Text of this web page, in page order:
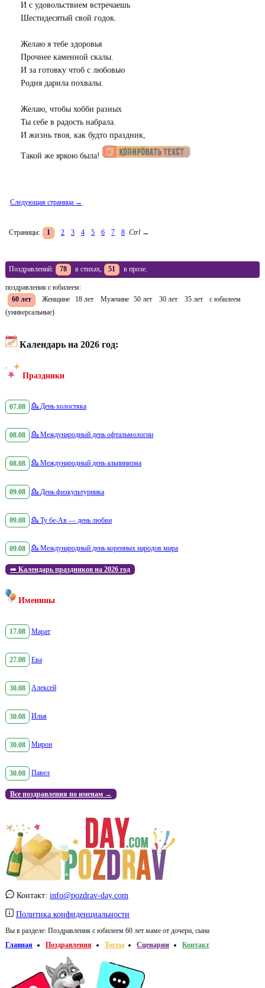
И с удовольствием встречаешь
Шестидесятый свой годок.
Желаю я тебе здоровья
Прочнее каменной скалы.
И за готовку чтоб с любовью
Родня дарила похвалы.
Желаю, чтобы хобби разных
Ты себе в радость набрала.
И жизнь твоя, как будто праздник,
Такой же яркою была!
Следующая страница →
Страницы: 1 2 3 4 5 6 7 8 Ctrl →
Поздравлений: 78 в стихах, 51 в прозе.
поздравления с юбилеем:
60 лет
Женщине 18 лет Мужчине 50 лет 30 лет 35 лет
с юбилеем
(универсальные)
Календарь на 2026 год:
Праздники
07.08 💁 День холостяка
08.08 💁 Международный день офтальмологии
08.08 💁 Международный день альпинизма
09.08 💁 День физкультурника
09.08 💁 Ту бе-Ав — день любви
09.08 💁 Международный день коренных народов мира
➡️ Календарь праздников на 2026 год
Именины
17.08 Марат
27.08 Ева
30.08 Алексей
30.08 Илья
30.08 Мирон
30.08 Павел
Все поздравления по именам →
Контакт: info@pozdrav-day.com
Политика конфиденциальности
Вы в разделе: Поздравления с юбилеем 60 лет маме от дочери, сына
Главная
Поздравления Тосты Сценарии Контакт